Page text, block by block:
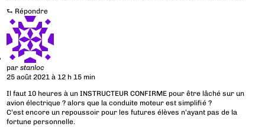
⮑ Répondre
parstanloc
25 août 2021 à 12 h 15 min
Il faut 10 heures à un INSTRUCTEUR CONFIRME pour être lâché sur un
avion électrique ? alors que la conduite moteur est simplifié ?
C’est encore un repoussoir pour les futures élèves n’ayant pas de la
fortune personnelle.